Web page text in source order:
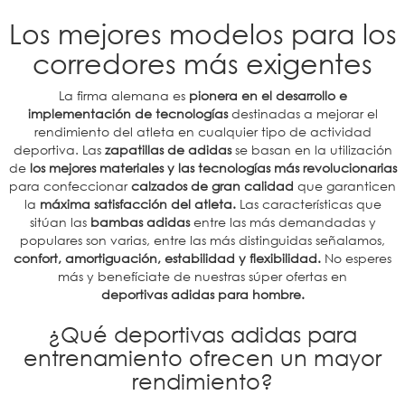
Los mejores modelos para los
corredores más exigentes
La firma alemana es pionera en el desarrollo e
implementación de tecnologíasdestinadas a mejorar el
rendimiento del atleta en cualquier tipo de actividad
deportiva. Las zapatillas de adidasse basan en la utilización
de los mejores materiales y las tecnologías más revolucionarias
para confeccionarcalzados de gran calidad que garanticen
la máxima satisfacción del atleta. Las características que
sitúan las bambas adidasentre las más demandadas y
populares son varias, entre las más distinguidas señalamos,
confort, amortiguación, estabilidad y flexibilidad. No esperes
más y benefíciate de nuestras súper ofertas en
deportivas adidas para hombre.
¿Qué deportivas adidas para
entrenamiento ofrecen un mayor
rendimiento?